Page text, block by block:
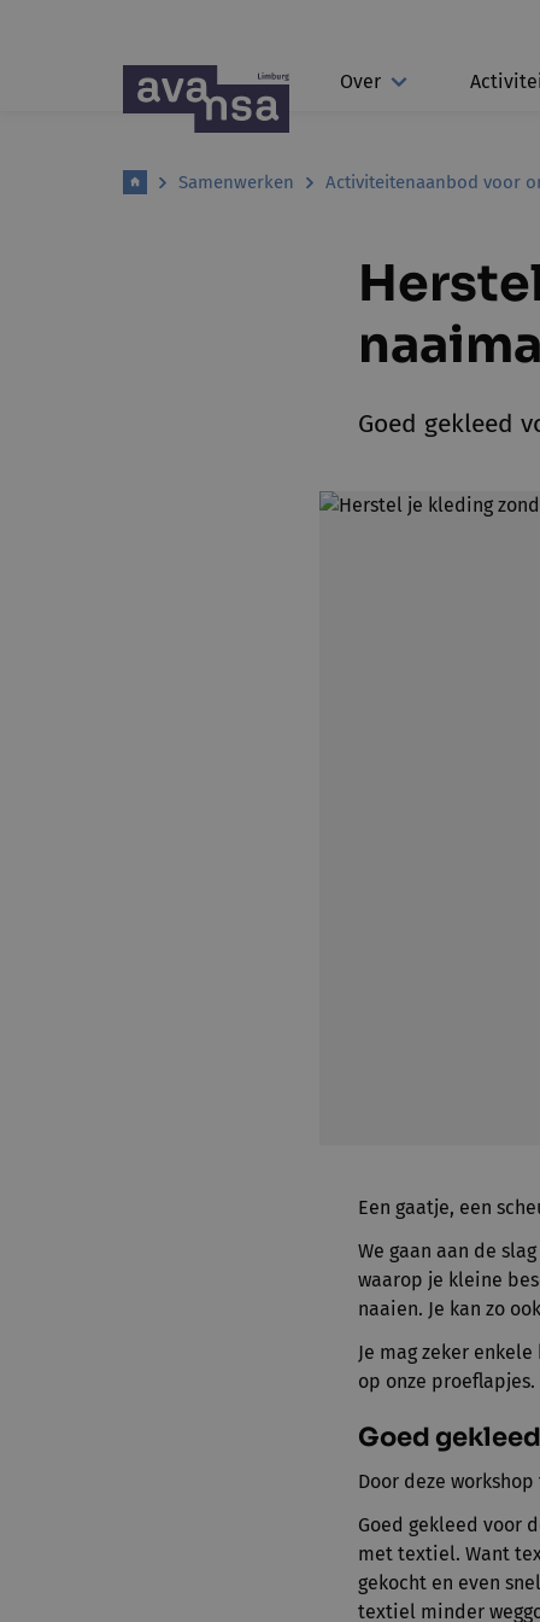
Over
Samenwerken Activiteitenaanbod voor
Goed gekleed
Een gaatje, een
We gaan aan de
waarop je kleine
naaien. Je kan zo
Je mag zeker
op onze proeflapjes.
Goed
Door deze
Goed gekleed voor
met textiel. Want
gekocht en even
textiel minder